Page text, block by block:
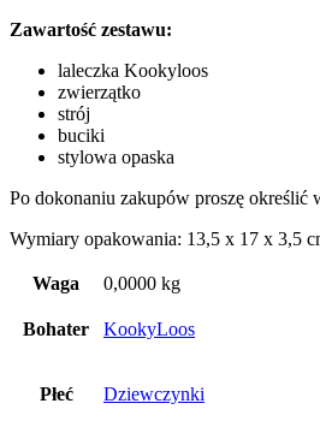
Zawartość zestawu:
laleczka Kookyloos
zwierzątko
strój
buciki
stylowa opaska
Po dokonaniu zakupów proszę określić
Wymiary opakowania: 13,5 x 17 x 3,5
Waga 0,0000 kg
Bohater KookyLoos
Płeć Dziewczynki